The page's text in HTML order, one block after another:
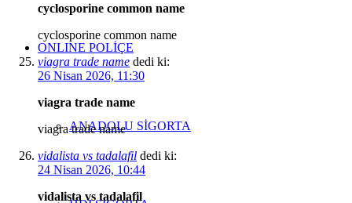
ONLINE POLİÇE
ANADOLU SİGORTA
cyclosporine common name
cyclosporine common name
viagra trade name dedi ki:
26 Nisan 2026, 11:30
viagra trade name
viagra trade name
vidalista vs tadalafil dedi ki:
24 Nisan 2026, 10:44
vidalista vs tadalafil